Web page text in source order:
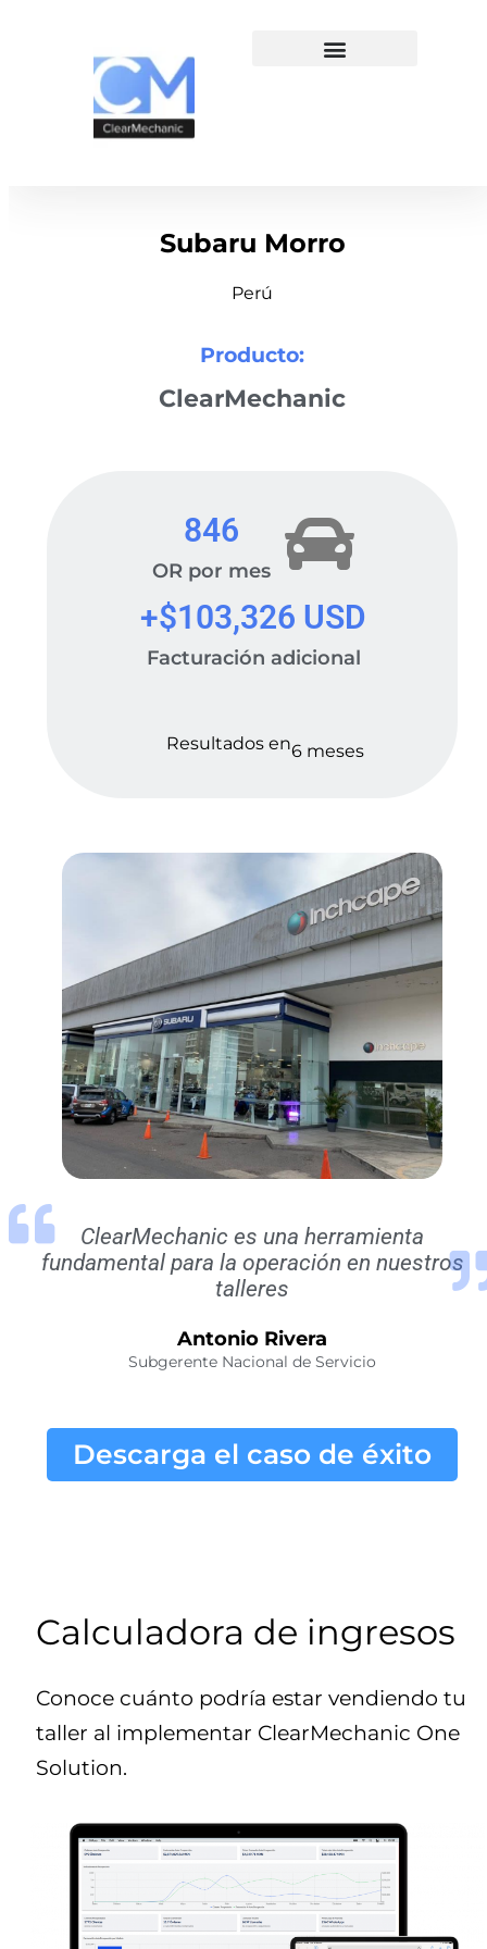
Subaru Morro
Perú
Producto:
ClearMechanic
OR por mes
846
Facturación adicional
+$103,326 USD
Resultados en6 meses
ClearMechanic es una herramienta
fundamental para la operación en nuestros
talleres
Antonio Rivera
Subgerente Nacional de Servicio
Descarga el caso de éxito
Calculadora de ingresos
Conoce cuánto podría estar vendiendo tu
taller al implementar ClearMechanic One
Solution.